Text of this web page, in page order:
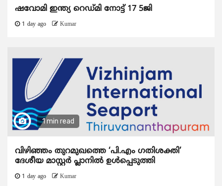
ഷവോമി ഇന്ത്യ റെഡ്മി നോട്ട് 17 5ജി
1 day ago Kumar
1 min read
വിഴിഞ്ഞം തുറമുഖത്തെ ‘പി.എം ഗതിശക്തി’
ദേശീയ മാസ്റ്റർ പ്ലാനിൽ ഉൾപ്പെടുത്തി
1 day ago Kumar